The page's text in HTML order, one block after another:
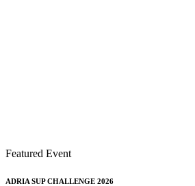
Featured Event
ADRIA SUP CHALLENGE 2026